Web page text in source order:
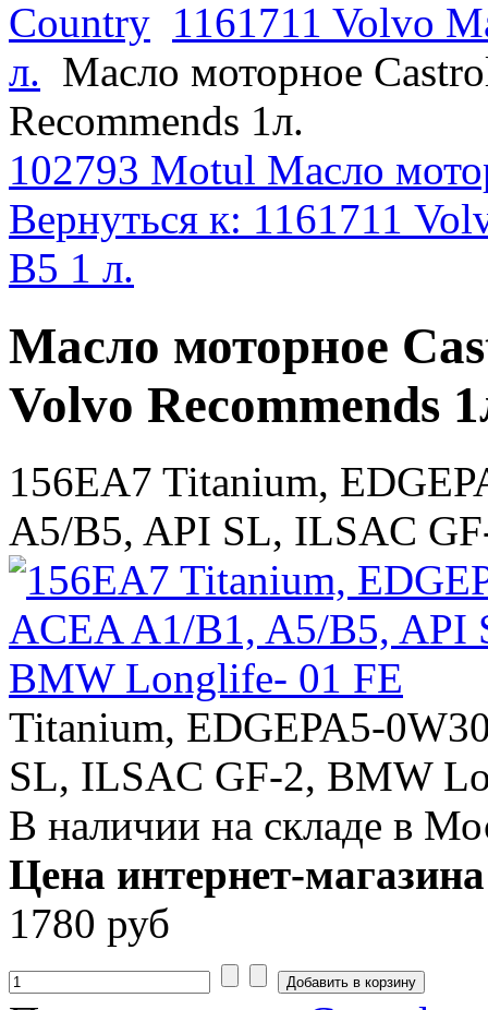
Country 1161711 Volvo
л. Масло моторное
Recommends 1л.
102793 Motul Масло
Вернуться к: 1161711
B5 1 л.
Масло моторное
Volvo Recommends
156EA7 Titanium,
A5/B5, API SL, ILSAC
Titanium, EDGEPA5-
SL, ILSAC GF-2, BMW
В наличии на складе в
Цена интернет-
1780 руб